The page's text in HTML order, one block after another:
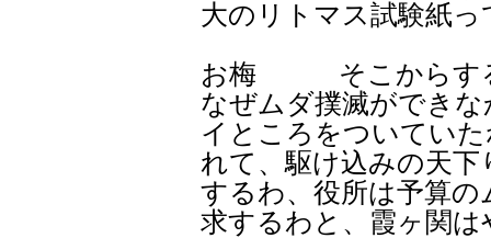
大のリトマス試験紙っ
お梅 そこからする
なぜムダ撲滅ができ
イところをついてい
れて、駆け込みの天
するわ、役所は予算
求するわと、霞ヶ関